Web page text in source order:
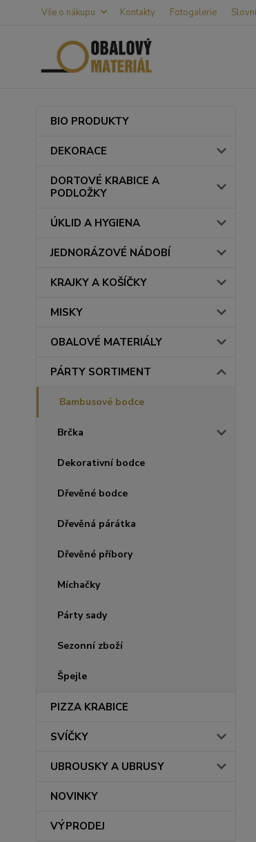
Vše o nákupu Kontakty Fotogalerie
BIO PRODUKTY
DEKORACE
DORTOVÉ KRABICE A
PODLOŽKY
ÚKLID A HYGIENA
JEDNORÁZOVÉ NÁDOBÍ
KRAJKY A KOŠÍČKY
MISKY
OBALOVÉ MATERIÁLY
PÁRTY SORTIMENT
Bambusové bodce
Brčka
Dekorativní bodce
Dřevěné bodce
Dřevěná párátka
Dřevěné příbory
Míchačky
Párty sady
Sezonní zboží
Špejle
PIZZA KRABICE
SVÍČKY
UBROUSKY A UBRUSY
NOVINKY
VÝPRODEJ